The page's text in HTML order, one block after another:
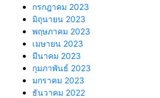
กรกฎาคม 2023
มิถุนายน 2023
พฤษภาคม 2023
เมษายน 2023
มีนาคม 2023
กุมภาพันธ์ 2023
มกราคม 2023
ธันวาคม 2022